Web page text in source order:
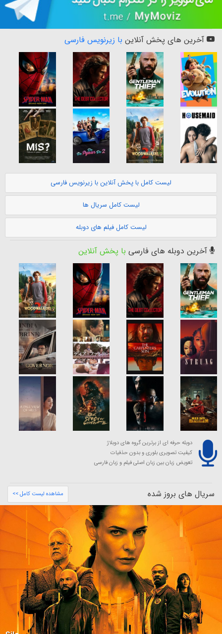
آخرین های پخش آنلاین با زیرنویس فارسی
لیست کامل با پخش آنلاین با زیرنویس فارسی
لیست کامل سریال ها
لیست کامل فیلم های دوبله
آخرین دوبله های فارسی با پخش آنلاین
دوبله حرفه ای از برترین گروه های دوبلاژ
کیفیت تصویری بلوری و بدون حذفیات
تعویض زبان بین زبان اصلی فیلم و زبان فارسی
سریال های بروز شده مشاهده لیست کامل >>